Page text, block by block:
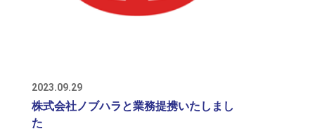
2023.09.29
株式会社ノブハラと業務提携いたしまし
た